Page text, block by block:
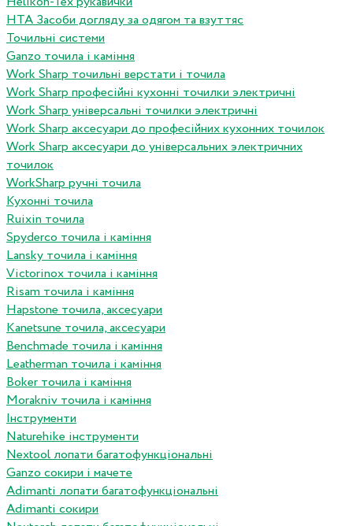
HTA Засоби догляду за одягом та взуттяс
Точильні системи
Ganzo точила і каміння
Work Sharp точильні верстати і точила
Work Sharp професiйнi кухоннi точилки электричнi
Work Sharp унiверсальнi точилки электричнi
Work Sharp аксесуари до професiйних кухонних точилок
Work Sharp аксесуари до унiверсальних электричних
точилок
WorkSharp ручні точила
Кухонні точила
Ruixin точила
Spyderco точила і каміння
Lansky точила і каміння
Victorinox точила і каміння
Risam точила і каміння
Hapstone точила, аксесуари
Kanetsune точила, аксесуари
Benchmade точила і каміння
Leatherman точила і каміння
Boker точила і каміння
Morakniv точила і каміння
Інструменти
Naturehike інструменти
Nextool лопати багатофункціональні
Ganzo сокири і мачете
Adimanti лопати багатофункціональні
Adimanti сокири